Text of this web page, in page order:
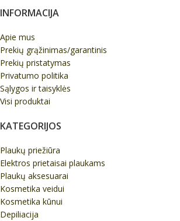
INFORMACIJA
Apie mus
Prekių grąžinimas/garantinis
Prekių pristatymas
Privatumo politika
Sąlygos ir taisyklės
Visi produktai
KATEGORIJOS
Plaukų priežiūra
Elektros prietaisai plaukams
Plaukų aksesuarai
Kosmetika veidui
Kosmetika kūnui
Depiliacija